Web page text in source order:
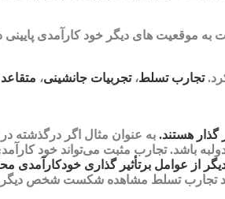
به موقعیت های دیگر خود کارآمدی پایینی
تجارب تسلط،تجربیات جانشینی،
گذار هستند. به عنوان مثال اگر درگذشته در
باشد. تجارب مثبت می‌تواند خود
از عوامل برتأثیر گذاری خودکارآمدی
تجارب تسلط مشاهده شکست شخص